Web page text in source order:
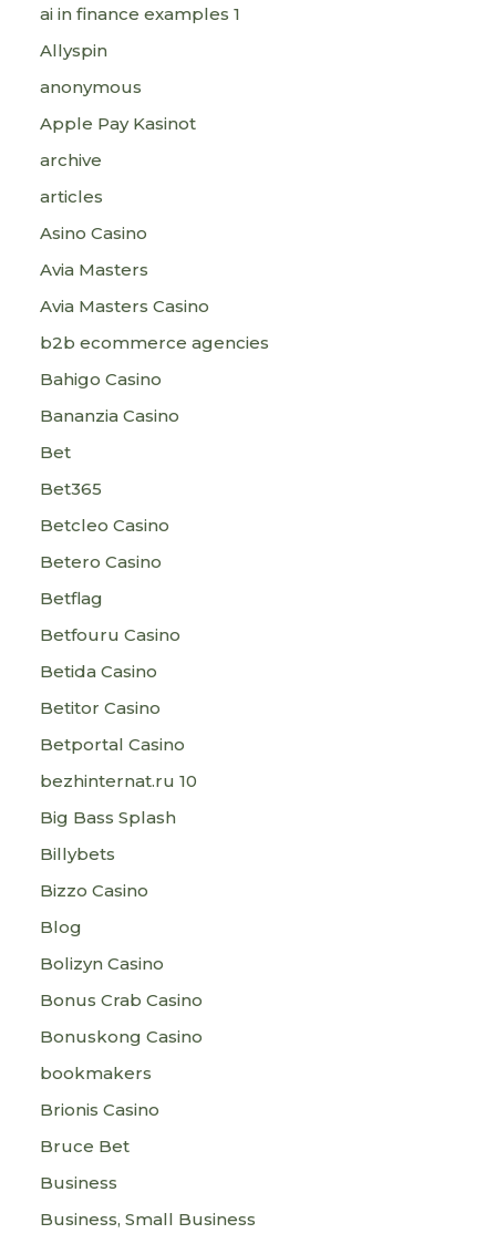
ai in finance examples 1
Allyspin
anonymous
Apple Pay Kasinot
archive
articles
Asino Casino
Avia Masters
Avia Masters Casino
b2b ecommerce agencies
Bahigo Casino
Bananzia Casino
Bet
Bet365
Betcleo Casino
Betero Casino
Betflag
Betfouru Casino
Betida Casino
Betitor Casino
Betportal Casino
bezhinternat.ru 10
Big Bass Splash
Billybets
Bizzo Casino
Blog
Bolizyn Casino
Bonus Crab Casino
Bonuskong Casino
bookmakers
Brionis Casino
Bruce Bet
Business
Business, Small Business